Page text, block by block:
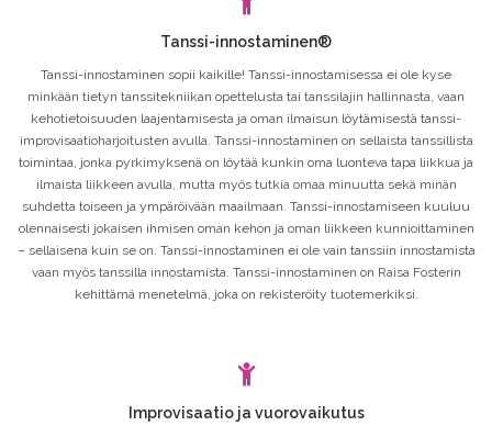
Tanssi-innostaminen®
Tanssi-innostaminen sopii kaikille! Tanssi-innostamisessa ei ole kyse
minkään tietyn tanssitekniikan opettelusta tai tanssilajin hallinnasta, vaan
kehotietoisuuden laajentamisesta ja oman ilmaisun löytämisestä tanssi-
improvisaatioharjoitusten avulla. Tanssi-innostaminen on sellaista tanssillista
toimintaa, jonka pyrkimyksenä on löytää kunkin oma luonteva tapa liikkua ja
ilmaista liikkeen avulla, mutta myös tutkia omaa minuutta sekä minän
suhdetta toiseen ja ympäröivään maailmaan. Tanssi-innostamiseen kuuluu
olennaisesti jokaisen ihmisen oman kehon ja oman liikkeen kunnioittaminen
– sellaisena kuin se on. Tanssi-innostaminen ei ole vain tanssiin innostamista
vaan myös tanssilla innostamista. Tanssi-innostaminen on Raisa Fosterin
kehittämä menetelmä, joka on rekisteröity tuotemerkiksi.
Improvisaatio ja vuorovaikutus